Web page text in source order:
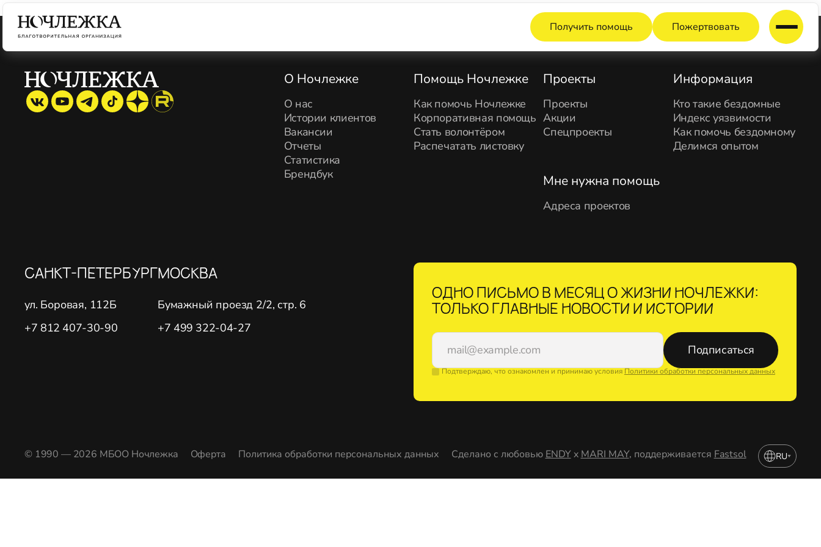
Получить помощь Пожертвовать
О Ночлежке
О нас
Истории клиентов
Вакансии
Отчеты
Статистика
Брендбук
Помощь Ночлежке
Как помочь Ночлежке
Корпоративная помощь
Стать волонтёром
Распечатать листовку
Проекты
Проекты
Акции
Спецпроекты
Информация
Кто такие бездомные
Индекс уязвимости
Как помочь бездомному
Делимся опытом
Мне нужна помощь
Адреса проектов
САНКТ-ПЕТЕРБУРГ
ул. Боровая, 112Б
+7 812 407-30-90
МОСКВА
Бумажный проезд 2/2, стр. 6
+7 499 322-04-27
ОДНО ПИСЬМО В МЕСЯЦ О ЖИЗНИ НОЧЛЕЖКИ:
ТОЛЬКО ГЛАВНЫЕ НОВОСТИ И ИСТОРИИ
Подписаться
Подтверждаю, что ознакомлен и принимаю условияПолитики обработки персональных данных
© 1990 — 2026 МБОО Ночлежка Оферта Политика обработки персональных данных Сделано с любовью ENDY x MARI MAY, поддерживается Fastsol RU